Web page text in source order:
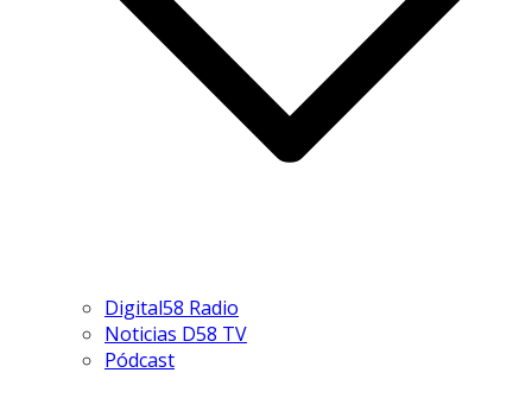
Digital58 Radio
Noticias D58 TV
Pódcast